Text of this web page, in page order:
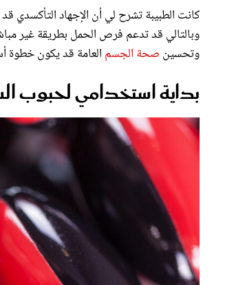
كانت الطبيبة تشرح لي أن الإجهاد التأكسدي
وبالتالي قد تدعم فرص الحمل بطريقة غير
وتحسين صحة الجسم العامة قد يكون خطوة
بداية استخدامي لحبوب